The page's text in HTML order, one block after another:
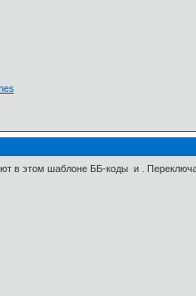
в этом шаблоне ББ-коды и .